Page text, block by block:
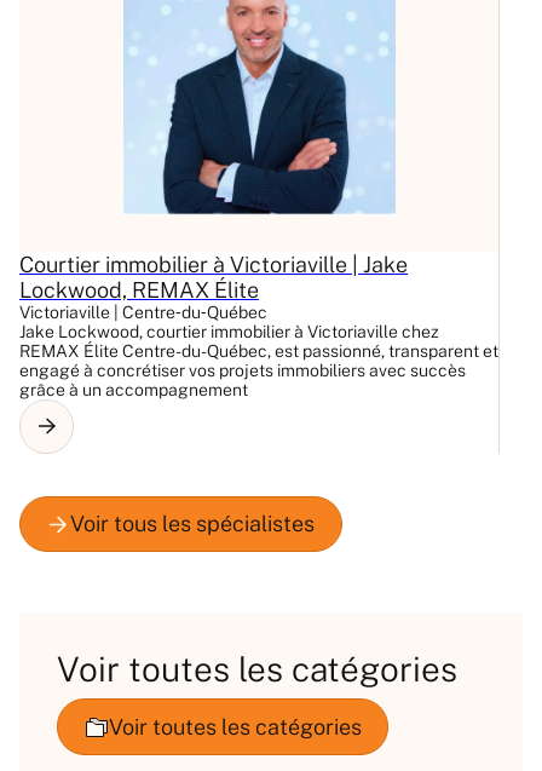
Courtier immobilier à Victoriaville | Jake
Lockwood, REMAX Élite
Victoriaville | Centre‑du‑Québec
Jake Lockwood, courtier immobilier à Victoriaville chez
REMAX Élite Centre-du-Québec, est passionné, transparent et
engagé à concrétiser vos projets immobiliers avec succès
grâce à un accompagnement
Voir toutes les catégories